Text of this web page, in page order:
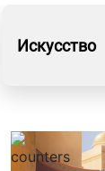
Искусство